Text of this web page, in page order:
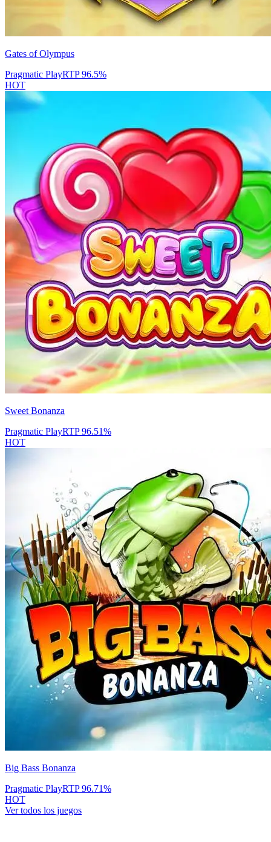
Gates of Olympus
Pragmatic PlayRTP96.5%
HOT
Sweet Bonanza
Pragmatic PlayRTP96.51%
HOT
Big Bass Bonanza
Pragmatic PlayRTP96.71%
HOT
Ver todos los juegos